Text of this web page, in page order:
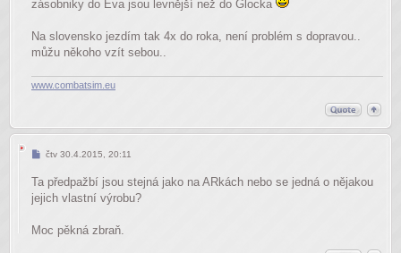
zásobniky do Eva jsou levnější než do Glocka
Na slovensko jezdím tak 4x do roka, není problém s dopravou..
můžu někoho vzít sebou..
www.combatsim.eu
Příspěvek
čtv 30.4.2015, 20:11
Ta předpažbí jsou stejná jako na ARkách nebo se jedná o nějakou
jejich vlastní výrobu?
Moc pěkná zbraň.